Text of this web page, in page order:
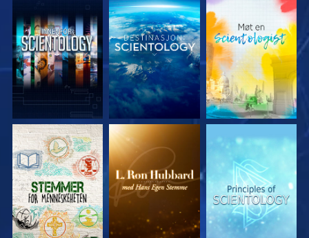
UTFORSK SERIEN UTFORSK SERIEN UTFORSK SERIEN